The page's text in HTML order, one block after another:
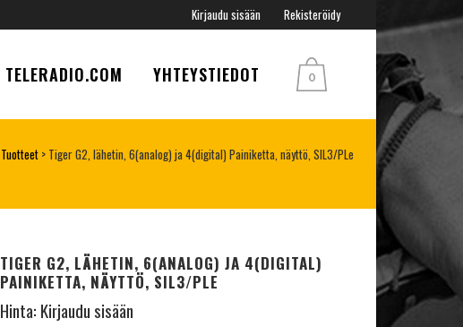
Kirjaudu sisään Rekisteröidy
0
TELERADIO.COM YHTEYSTIEDOT
Tuotteet > Tiger G2, lähetin, 6(analog) ja 4(digital) Painiketta, näyttö, SIL3/PLe
TIGER G2, LÄHETIN, 6(ANALOG) JA 4(DIGITAL)
PAINIKETTA, NÄYTTÖ, SIL3/PLE
Hinta: Kirjaudu sisään